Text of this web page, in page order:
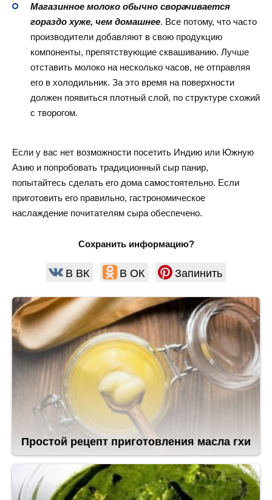
Магазинное молоко обычно сворачивается
гораздо хуже, чем домашнее. Все потому, что часто
производители добавляют в свою продукцию
компоненты, препятствующие сквашиванию. Лучше
отставить молоко на несколько часов, не отправляя
его в холодильник. За это время на поверхности
должен появиться плотный слой, по структуре схожий
с творогом.
Если у вас нет возможности посетить Индию или Южную
Азию и попробовать традиционный сыр панир,
попытайтесь сделать его дома самостоятельно. Если
приготовить его правильно, гастрономическое
наслаждение почитателям сыра обеспечено.
Сохранить информацию?
В ВК В ОК Запинить
Простой рецепт приготовления масла гхи